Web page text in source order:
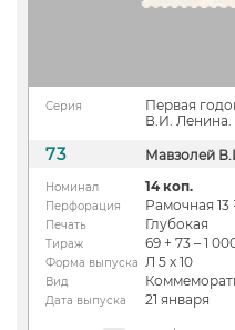
Серия
Первая
В.И. Ленина.
73 Мавзолей
Номинал 14 коп.
Перфорация Рамочная
Печать Глубокая
Тираж 69 + 73 – 1
Форма выпуска Л 5 х 10
Вид
Дата выпуска 21 января